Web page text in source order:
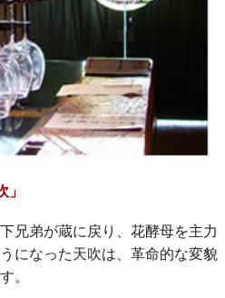
兄弟が蔵に戻り、花酵母を主力
になった天吹は、革命的な変貌
。